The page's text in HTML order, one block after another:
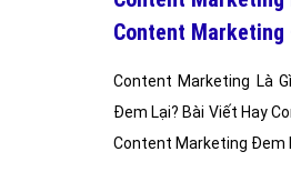
Content Marketing
Content Marketing Là
Đem Lại? Bài Viết Hay
Content Marketing Đem